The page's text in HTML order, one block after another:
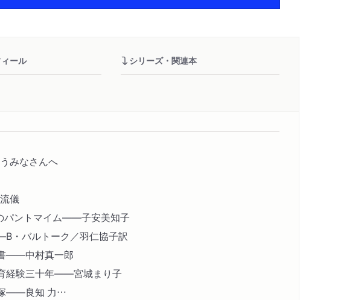
ール シリーズ・関連本
みなさんへ
儀
ントマイム――子安美知子
バルトーク／羽仁協子訳
――中村真一郎
験三十年――宮城まり子
――良知 力